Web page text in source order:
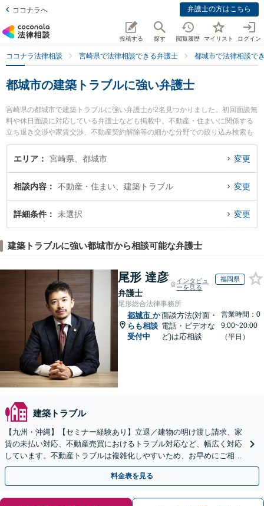
ココナラへ 弁護士の方はこちら
投稿する 探す 閲覧履歴 マイリスト ログイン
ココナラ法律相談 宮崎県で法律相談できる弁護士 都城市で法律相談で
都城市の建築トラブルに強い弁護士
宮崎県の都城市で建築トラブルに強い弁護士が2名見つかりました。初回面談無
料や休日面談に対応している弁護士なども掲載中。不動産・住まいに関係する
立ち退き交渉や家賃交渉、不動産契約解除等の細かな分野での絞り込み検索も
でき便利です。特に佐々木健法律事務所の佐々木 健弁護士や近藤和弘法律事務
所の近藤 和弘弁護士のプロフィール情報や弁護士費用、強みなどが注目されて
士を検索したい』『初回相談無料で建築トラブルを法律相談できる都城市内の
弁護士に相談予約したい』などでお困りの相談者さんにおすすめです。
エリア 宮崎県、都城市 変更
相談内容 不動産・住まい、建築トラブル 変更
詳細条件 未選択 変更
建築トラブルに強い都城市から相談可能な弁護士
尾形 達彦
弁護士
インタビュ
ーを見る
福岡県
尾形総合法律事務所
都城市 か
らも相談
受付中
面談方法(対面・
電話・ビデオな
ど)は応相談
営業時間：0
9:00~20:00
（平日）
建築トラブル
【九州・沖縄】【セミナー経験あり】立退／建物の明け渡し請求、家
賃の未払い対応、不動産売買におけるトラブル対応など、幅広く対応
しています。不動産トラブルは複雑化しやすいため、お早めにご相談
ください。【休日・夜間面談可】
料金表を見る